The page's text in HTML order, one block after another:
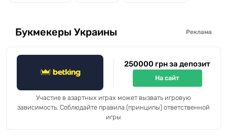
Букмекеры Украины Реклама
250000 грн за депозит
На сайт
Участие в азартных играх может вызвать игровую
зависимость. Соблюдайте правила (принципы) ответственной
игры